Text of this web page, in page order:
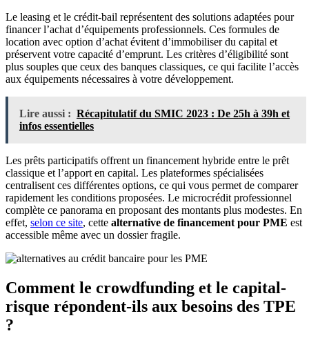
Le leasing et le crédit-bail représentent des solutions adaptées pour
financer l’achat d’équipements professionnels. Ces formules de
location avec option d’achat évitent d’immobiliser du capital et
préservent votre capacité d’emprunt. Les critères d’éligibilité sont
plus souples que ceux des banques classiques, ce qui facilite l’accès
aux équipements nécessaires à votre développement.
Lire aussi : Récapitulatif du SMIC 2023 : De 25h à 39h et
infos essentielles
Les prêts participatifs offrent un financement hybride entre le prêt
classique et l’apport en capital. Les plateformes spécialisées
centralisent ces différentes options, ce qui vous permet de comparer
rapidement les conditions proposées. Le microcrédit professionnel
complète ce panorama en proposant des montants plus modestes. En
effet, selon ce site, cette alternative de financement pour PME est
accessible même avec un dossier fragile.
Comment le crowdfunding et le capital-
risque répondent-ils aux besoins des TPE
?